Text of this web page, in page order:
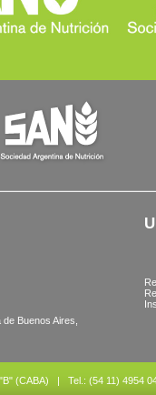
Buenos Aires,
(CABA) | Tel.: (54 11) 4954